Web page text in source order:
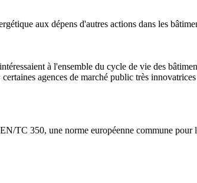
aux dépens d'autres actions dans les
à l'ensemble du cycle de vie des
agences de marché public très
TC 350, une norme européenne commune pour